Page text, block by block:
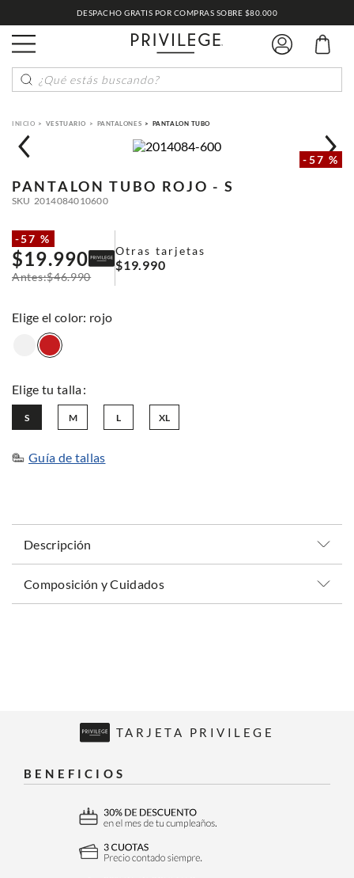
DESPACHO GRATIS POR COMPRAS SOBRE $80.000
¿Qué estás buscando?
VESTUARIO PANTALONES PANTALON TUBO
-57 %
PANTALON TUBO ROJO - S
SKU 2014084010600
-57 %
$19.990
$46.990
Otras tarjetas
$19.990
: rojo
L
M
S XL
Guía de tallas
Descripción
Composición y Cuidados
TARJETA PRIVILEGE
BENEFICIOS